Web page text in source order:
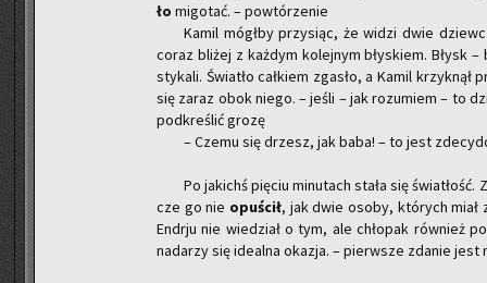
ło mi­go­tać. – po­wtó­rze­nie
Kamil mógł­by przy­siąc, że widzi dwie
coraz bli­żej z każ­dym ko­lej­nym bły­skiem. Błysk
sty­ka­li. Świa­tło cał­kiem zga­sło, a Kamil
się zaraz obok niego. – jeśli – jak ro­zu­miem – to
pod­kre­ślić grozę
– Czemu się drzesz, jak baba! – to jest
Po ja­kichś pię­ciu mi­nu­tach stała się
cze go nie opu­ścił, jak dwie osoby, któ­rych miał
En­dr­ju nie wie­dział o tym, ale chło­pak rów­nież
nada­rzy się ide­al­na oka­zja. – pierw­sze zda­nie jest